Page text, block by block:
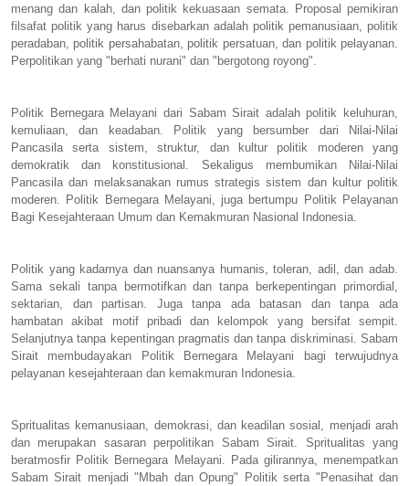
menang dan kalah, dan politik kekuasaan semata. Proposal pemikiran
filsafat politik yang harus disebarkan adalah politik pemanusiaan, politik
peradaban, politik persahabatan, politik persatuan, dan politik pelayanan.
Perpolitikan yang "berhati nurani" dan "bergotong royong".
Politik Bernegara Melayani dari Sabam Sirait adalah politik keluhuran,
kemuliaan, dan keadaban. Politik yang bersumber dari Nilai-Nilai
Pancasila serta sistem, struktur, dan kultur politik moderen yang
demokratik dan konstitusional. Sekaligus membumikan Nilai-Nilai
Pancasila dan melaksanakan rumus strategis sistem dan kultur politik
moderen. Politik Bernegara Melayani, juga bertumpu Politik Pelayanan
Bagi Kesejahteraan Umum dan Kemakmuran Nasional Indonesia.
Politik yang kadarnya dan nuansanya humanis, toleran, adil, dan adab.
Sama sekali tanpa bermotifkan dan tanpa berkepentingan primordial,
sektarian, dan partisan. Juga tanpa ada batasan dan tanpa ada
hambatan akibat motif pribadi dan kelompok yang bersifat sempit.
Selanjutnya tanpa kepentingan pragmatis dan tanpa diskriminasi. Sabam
Sirait membudayakan Politik Bernegara Melayani bagi terwujudnya
pelayanan kesejahteraan dan kemakmuran Indonesia.
Spritualitas kemanusiaan, demokrasi, dan keadilan sosial, menjadi arah
dan merupakan sasaran perpolitikan Sabam Sirait. Spritualitas yang
beratmosfir Politik Bernegara Melayani. Pada gilirannya, menempatkan
Sabam Sirait menjadi "Mbah dan Opung" Politik serta "Penasihat dan